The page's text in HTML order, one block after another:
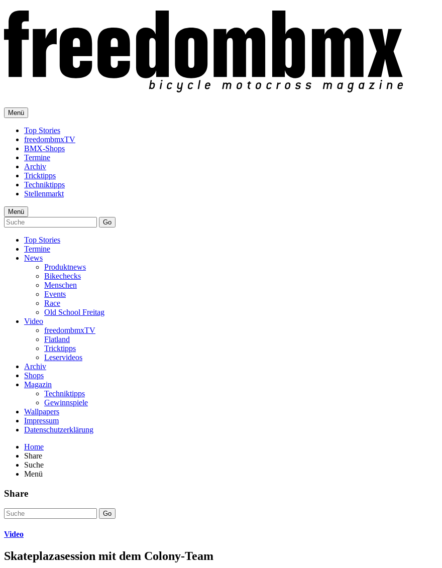
Menü
Top Stories
freedombmxTV
BMX-Shops
Termine
Archiv
Tricktipps
Techniktipps
Stellenmarkt
Menü
Go
Top Stories
Termine
News
Produktnews
Bikechecks
Menschen
Events
Race
Old School Freitag
Video
freedombmxTV
Flatland
Tricktipps
Leservideos
Archiv
Shops
Magazin
Techniktipps
Gewinnspiele
Wallpapers
Impressum
Datenschutzerklärung
Home
Share
Suche
Menü
Share
Go
Video
Skateplazasession mit dem Colony-Team